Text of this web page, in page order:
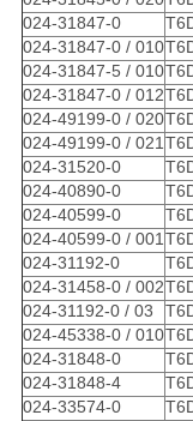
024-31847-0
024-31847-0 / 010
024-31847-5 / 010
024-31847-0 / 012
024-49199-0 / 020
024-49199-0 / 021
024-31520-0
024-40890-0
024-40599-0
024-40599-0 / 001
024-31192-0
024-31458-0 / 002
024-31192-0 / 03
024-45338-0 / 010
024-31848-0
024-31848-4
024-33574-0